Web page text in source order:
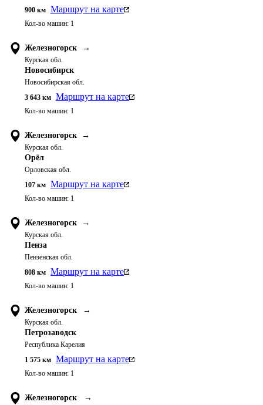
900 км Маршрут на карте
Кол-во машин: 1
Железногорск →
Курская обл.
Новосибирск
Новосибирская обл.
3 643 км Маршрут на карте
Кол-во машин: 1
Железногорск →
Курская обл.
Орёл
Орловская обл.
107 км Маршрут на карте
Кол-во машин: 1
Железногорск →
Курская обл.
Пенза
Пензенская обл.
808 км Маршрут на карте
Кол-во машин: 1
Железногорск →
Курская обл.
Петрозаводск
Республика Карелия
1 575 км Маршрут на карте
Кол-во машин: 1
Железногорск →